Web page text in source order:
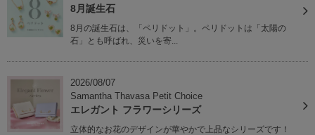
8月誕生石
8月の誕生石は、「ペリドット」。ペリドットは「太陽の
石」とも呼ばれ、災いを寄...
2026/08/07
Samantha Thavasa Petit Choice
エレガント フラワーシリーズ
立体的なお花のデザインが華やかで上品なシリーズです！